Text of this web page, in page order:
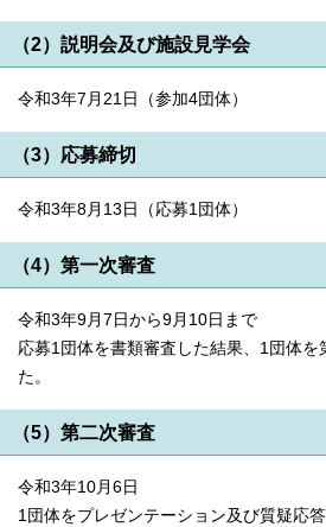
（2）説明会及び施設見学会
令和3年7月21日（参加4団体）
（3）応募締切
令和3年8月13日（応募1団体）
（4）第一次審査
令和3年9月7日から9月10日まで
応募1団体を書類審査した結果、1団体を
た。
（5）第二次審査
令和3年10月6日
1団体をプレゼンテーション及び質疑応